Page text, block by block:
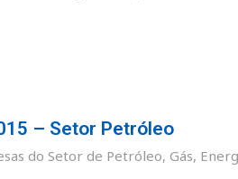
– Setor Petróleo
do Setor de Petróleo, Gás,